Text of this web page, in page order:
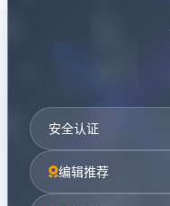
安全认证
编辑推荐